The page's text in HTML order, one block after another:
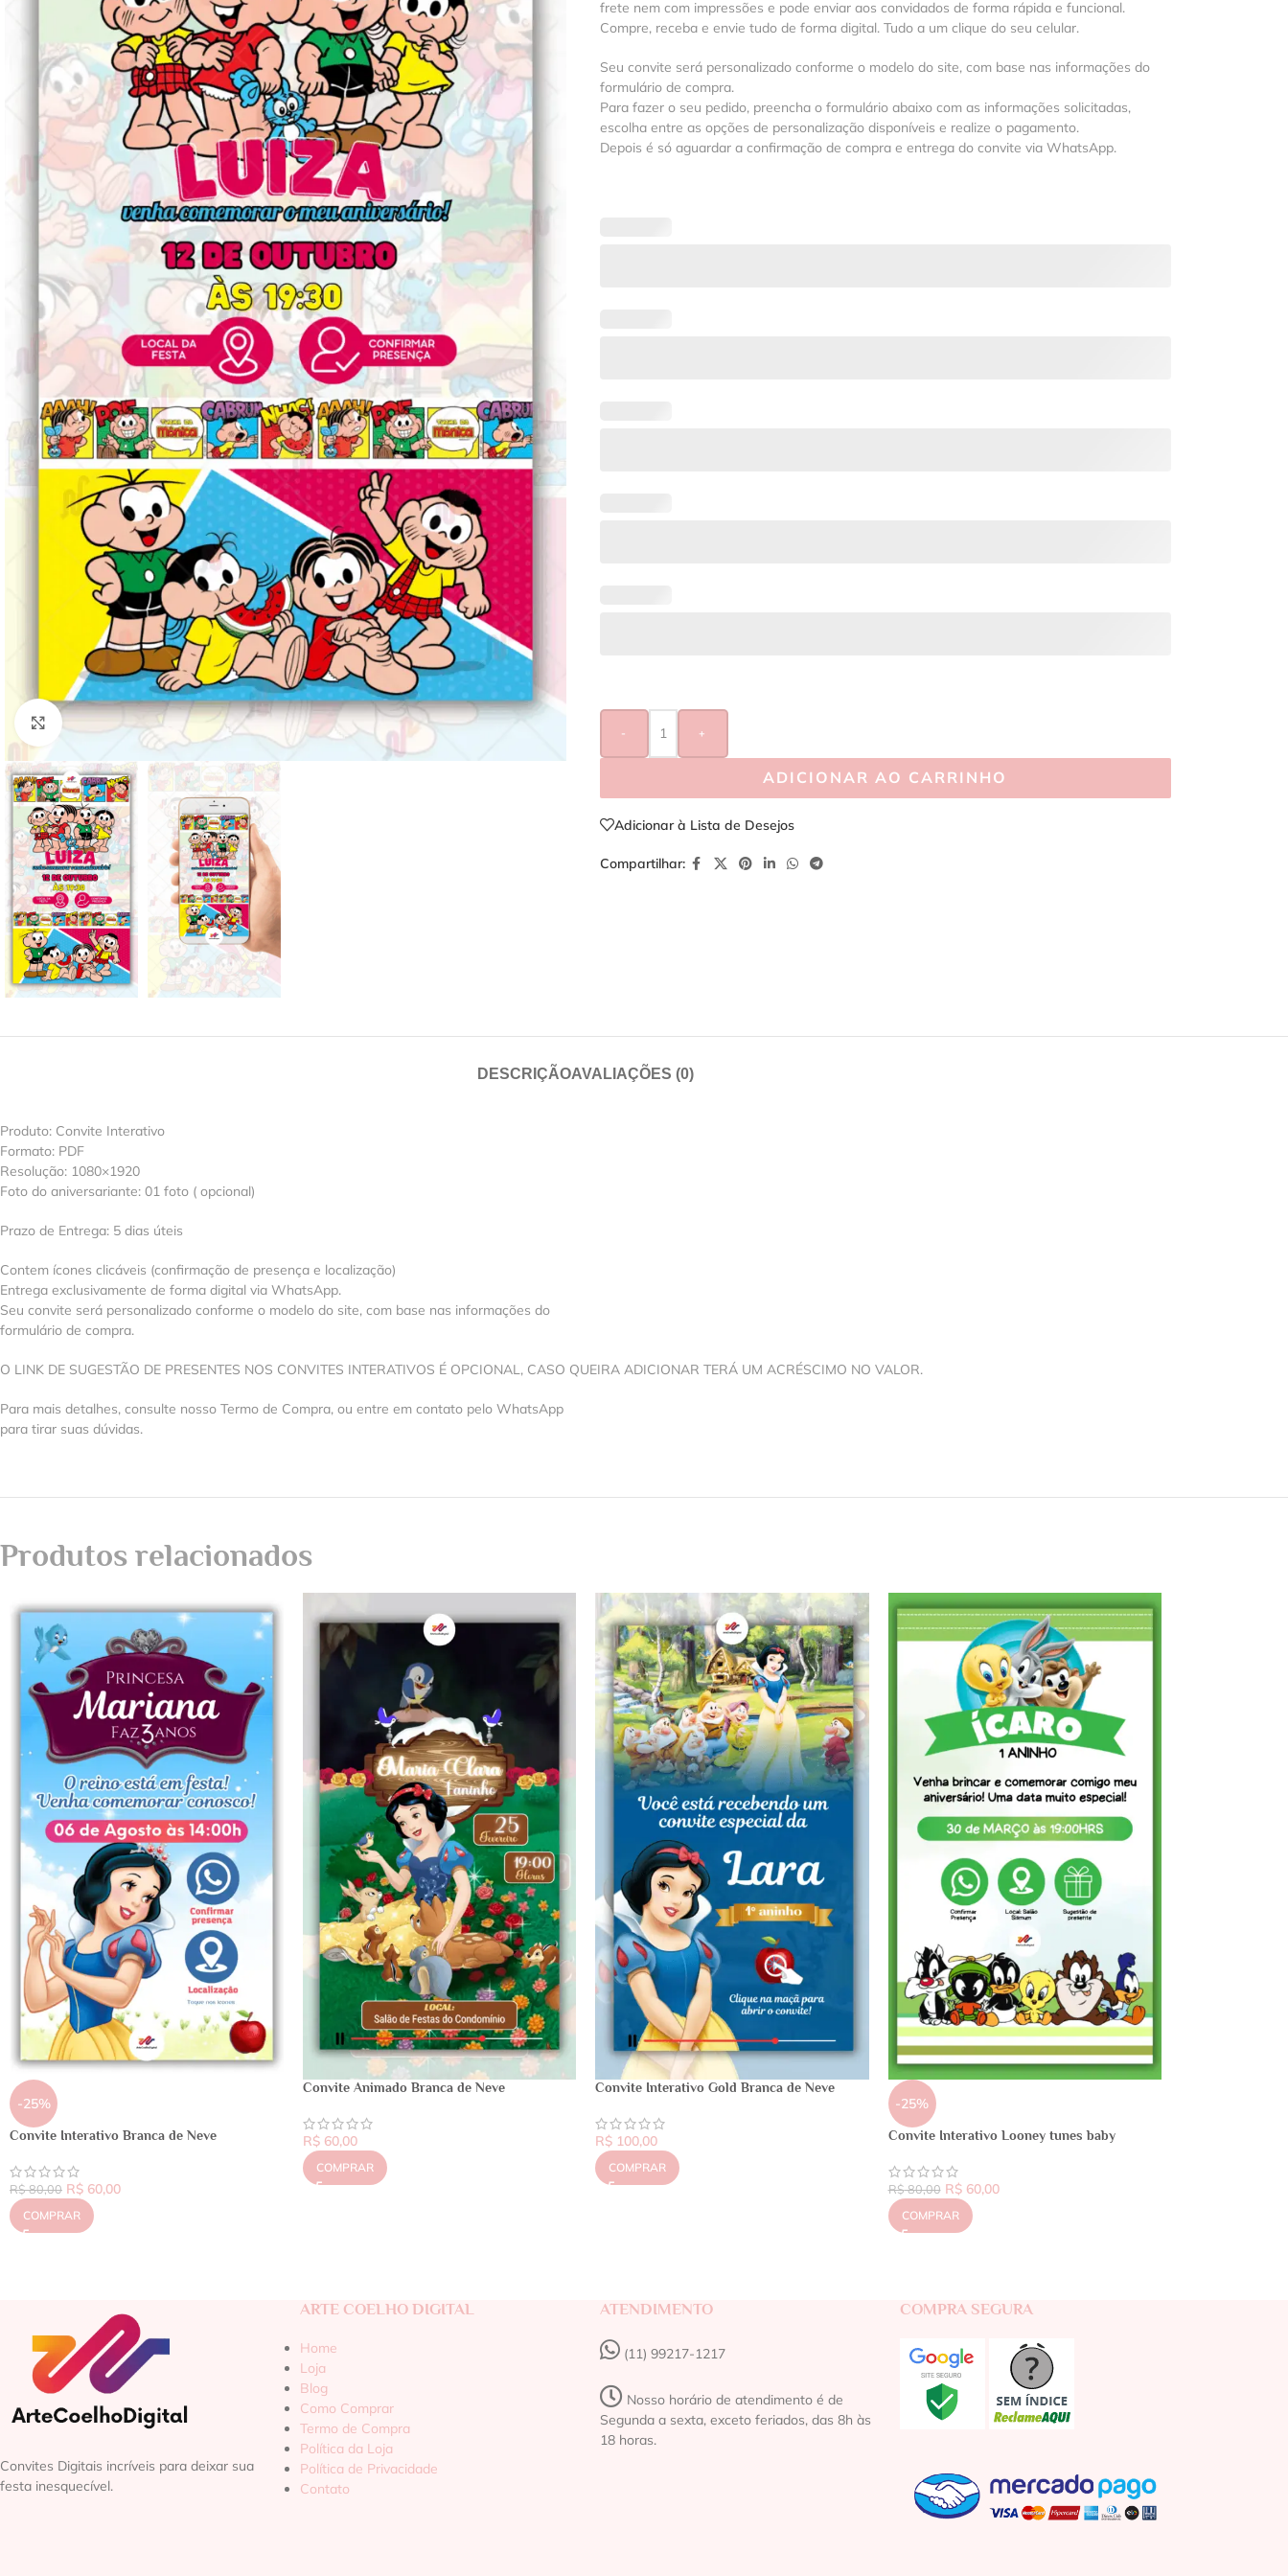
Clique para ampliar
frete nem com impressões e pode enviar aos convidados de forma rápida e funcional.
Compre, receba e envie tudo de forma digital. Tudo a um clique do seu celular.
Seu convite será personalizado conforme o modelo do site, com base nas informações do
formulário de compra.
Para fazer o seu pedido, preencha o formulário abaixo com as informações solicitadas,
escolha entre as opções de personalização disponíveis e realize o pagamento.
Depois é só aguardar a confirmação de compra e entrega do convite via WhatsApp.
- +
ADICIONAR AO CARRINHO
Adicionar à Lista de Desejos
Compartilhar:
DESCRIÇÃOAVALIAÇÕES (0)
Produto: Convite Interativo
Formato: PDF
Resolução: 1080×1920
Foto do aniversariante: 01 foto ( opcional)
Prazo de Entrega: 5 dias úteis
Contem ícones clicáveis (confirmação de presença e localização)
Entrega exclusivamente de forma digital via WhatsApp.
Seu convite será personalizado conforme o modelo do site, com base nas informações do
formulário de compra.
O LINK DE SUGESTÃO DE PRESENTES NOS CONVITES INTERATIVOS É OPCIONAL, CASO QUEIRA ADICIONAR TERÁ UM ACRÉSCIMO NO VALOR.
Para mais detalhes, consulte nosso Termo de Compra, ou entre em contato pelo WhatsApp
para tirar suas dúvidas.
Produtos relacionados
-25%
Convite Interativo Branca de Neve
R$80,00 R$ 60,00
COMPRAR
Convite Animado Branca de Neve
R$60,00
COMPRAR
Convite Interativo Gold Branca de Neve
R$ 100,00
COMPRAR
-25%
Convite Interativo Looney tunes baby
R$80,00 R$60,00
COMPRAR
Convites Digitais incríveis para deixar sua
festa inesquecível.
ARTE COELHO DIGITAL
Home
Loja
Blog
Como Comprar
Termo de Compra
Política da Loja
Política de Privacidade
Contato
ATENDIMENTO
(11) 99217-1217‬
Nosso horário de atendimento é de
Segunda a sexta, exceto feriados, das 8h às
18 horas.
COMPRA SEGURA